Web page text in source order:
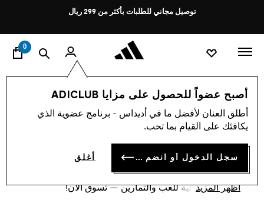
Pause
rotation
توصيل مجاني للطلبات بأكثر من 299 ريال
0
أصبح عضواً للحصول على مزايا ADICLUB
أطلق العنان لأفضل ما في أديداس - برنامج عضوية الذي
يكافئك على القيام بما تحب.
سجل الدخول أو انضم الآن أغلق
الأطفال ملابس تيشرتات
أسود + أحمر + أصفر·تيشيرتات
اكتشف تيشيرتات الأطفال بألوان زاهية تناسب الصغار
والمراهقين، خامات مريحة، تصاميم عملية وأناقة يومية
وعصرية، مثالية للعب والتمارين — تسوق الآن!
أظهر المزيد